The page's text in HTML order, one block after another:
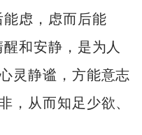
能虑，虑而后能
和安静，是为人
灵静谧，方能意志
，从而知足少欲、